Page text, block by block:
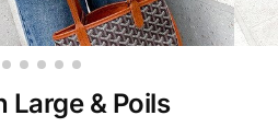
Large & Poils